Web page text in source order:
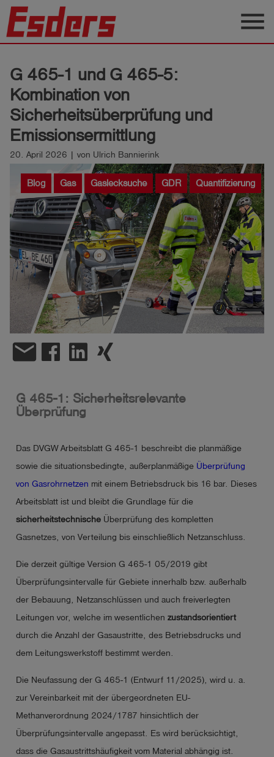
Wissen
Support
Über
uns
Kontakt
Deutsch
account_circle Anmelden
shield
menu
G 465-1 und G 465-5:
Kombination von
Sicherheitsüberprüfung und
Emissionsermittlung
20. April 2026 | von Ulrich Bannierink
Blog Gas Gaslecksuche GDR Quantifizierung
email
G 465-1: Sicherheitsrelevante
Überprüfung
Das DVGW Arbeitsblatt G 465-1 beschreibt die planmäßige
sowie die situationsbedingte, außerplanmäßige Überprüfung
von Gasrohrnetzen mit einem Betriebsdruck bis 16 bar. Dieses
Arbeitsblatt ist und bleibt die Grundlage für die
sicherheitstechnische Überprüfung des kompletten
Gasnetzes, von Verteilung bis einschließlich Netzanschluss.
Die derzeit gültige Version G 465-1 05/2019 gibt
Überprüfungsintervalle für Gebiete innerhalb bzw. außerhalb
der Bebauung, Netzanschlüssen und auch freiverlegten
Leitungen vor, welche im wesentlichen zustandsorientiert
durch die Anzahl der Gasaustritte, des Betriebsdrucks und
dem Leitungswerkstoff bestimmt werden.
Die Neufassung der G 465-1 (Entwurf 11/2025), wird u. a.
zur Vereinbarkeit mit der übergeordneten EU-
Methanverordnung 2024/1787 hinsichtlich der
Überprüfungsintervalle angepasst. Es wird berücksichtigt,
dass die Gasaustrittshäufigkeit vom Material abhängig ist.